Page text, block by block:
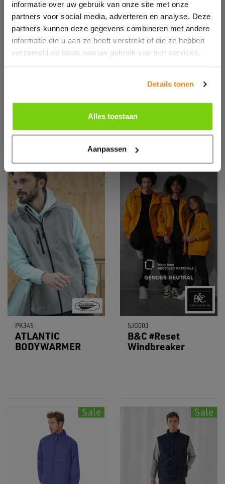
informatie over uw gebruik van onze site met onze
partners voor social media, adverteren en analyse. Deze
partners kunnen deze gegevens combineren met andere
informatie die u aan ze heeft verstrekt of die ze hebben
verzameld op basis van uw gebruik van hun services.
Details tonen
Alles toestaan
Aanpassen
ASCENDER
PK345
ATLANTIC
BODYWARMER
5JG003
B&C #Reset
Windbreaker
Sale Sale